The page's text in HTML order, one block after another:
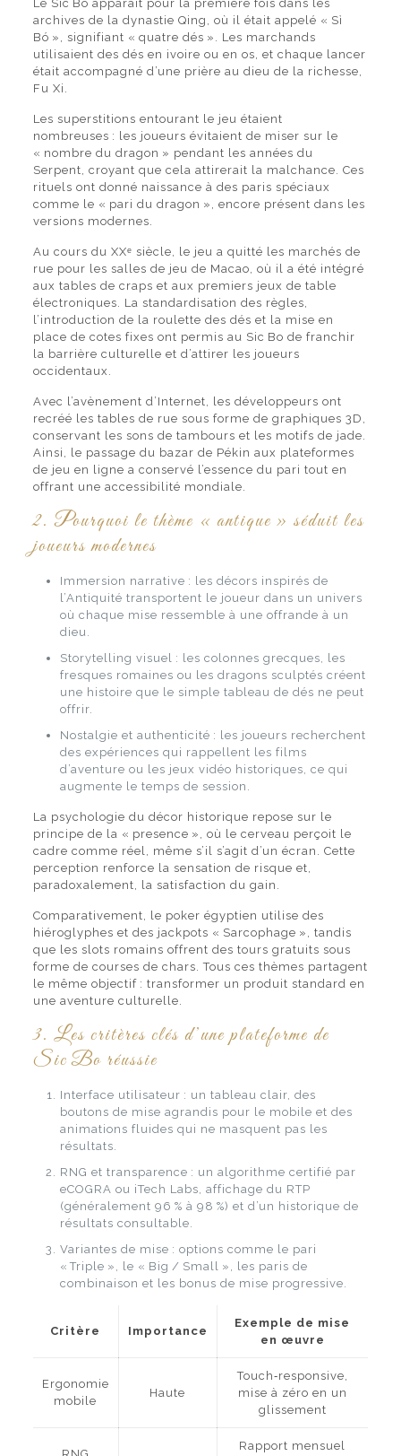
Le Sic Bo apparaît pour la première fois dans les
archives de la dynastie Qing, où il était appelé « Sì
Bó », signifiant « quatre dés ». Les marchands
utilisaient des dés en ivoire ou en os, et chaque lancer
était accompagné d’une prière au dieu de la richesse,
Fu Xi.
Les superstitions entourant le jeu étaient
nombreuses : les joueurs évitaient de miser sur le
« nombre du dragon » pendant les années du
Serpent, croyant que cela attirerait la malchance. Ces
rituels ont donné naissance à des paris spéciaux
comme le « pari du dragon », encore présent dans les
versions modernes.
Au cours du XXᵉ siècle, le jeu a quitté les marchés de
rue pour les salles de jeu de Macao, où il a été intégré
aux tables de craps et aux premiers jeux de table
électroniques. La standardisation des règles,
l’introduction de la roulette des dés et la mise en
place de cotes fixes ont permis au Sic Bo de franchir
la barrière culturelle et d’attirer les joueurs
occidentaux.
Avec l’avènement d’Internet, les développeurs ont
recréé les tables de rue sous forme de graphiques 3D,
conservant les sons de tambours et les motifs de jade.
Ainsi, le passage du bazar de Pékin aux plateformes
de jeu en ligne a conservé l’essence du pari tout en
offrant une accessibilité mondiale.
2. Pourquoi le thème « antique » séduit les
joueurs modernes
Immersion narrative : les décors inspirés de
l’Antiquité transportent le joueur dans un univers
où chaque mise ressemble à une offrande à un
dieu.
Storytelling visuel : les colonnes grecques, les
fresques romaines ou les dragons sculptés créent
une histoire que le simple tableau de dés ne peut
offrir.
Nostalgie et authenticité : les joueurs recherchent
des expériences qui rappellent les films
d’aventure ou les jeux vidéo historiques, ce qui
augmente le temps de session.
La psychologie du décor historique repose sur le
principe de la « presence », où le cerveau perçoit le
cadre comme réel, même s’il s’agit d’un écran. Cette
perception renforce la sensation de risque et,
paradoxalement, la satisfaction du gain.
Comparativement, le poker égyptien utilise des
hiéroglyphes et des jackpots « Sarcophage », tandis
que les slots romains offrent des tours gratuits sous
forme de courses de chars. Tous ces thèmes partagent
le même objectif : transformer un produit standard en
une aventure culturelle.
3. Les critères clés d’une plateforme de
Sic Bo réussie
Interface utilisateur : un tableau clair, des
boutons de mise agrandis pour le mobile et des
animations fluides qui ne masquent pas les
résultats.
RNG et transparence : un algorithme certifié par
eCOGRA ou iTech Labs, affichage du RTP
(généralement 96 % à 98 %) et d’un historique de
résultats consultable.
Variantes de mise : options comme le pari
« Triple », le « Big / Small », les paris de
combinaison et les bonus de mise progressive.
Critère Importance
Exemple de mise
en œuvre
Ergonomie
mobile
Haute
Touch‑responsive,
mise à zéro en un
glissement
Rapport mensuel